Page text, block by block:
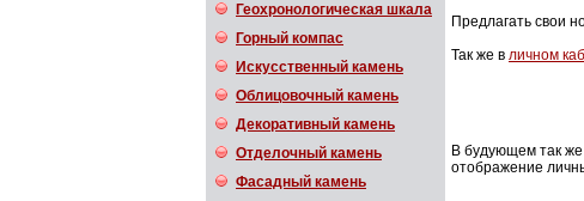
Геохронологическая шкала
Горный компас
Искусственный камень
Облицовочный камень
Декоративный камень
Отделочный камень
Фасадный камень
Предлагать свои
Так же в личном
В будующем так
отображение